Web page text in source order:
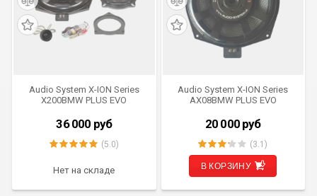
Audio System X-ION Series
X200BMW PLUS EVO
36 000 руб
(5.0)
Нет на складе
РЕКОМЕНДУЕМ
Audio System X-ION Series
AX08BMW PLUS EVO
20 000 руб
(3.1)
В КОРЗИНУ